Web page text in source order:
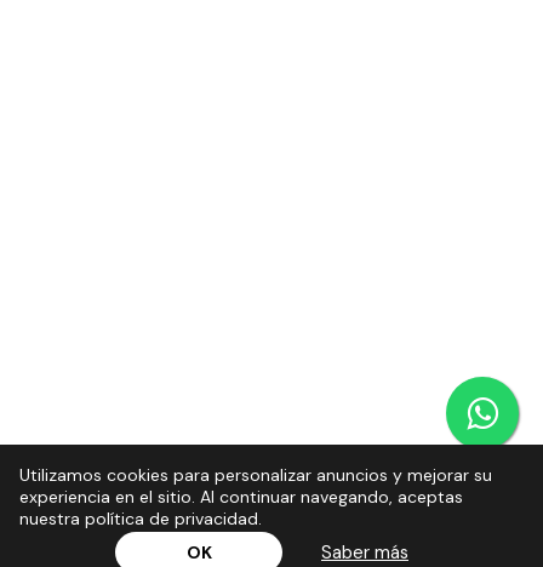
Utilizamos cookies para personalizar anuncios y mejorar su
experiencia en el sitio. Al continuar navegando, aceptas
nuestra política de privacidad.
OK
Saber más